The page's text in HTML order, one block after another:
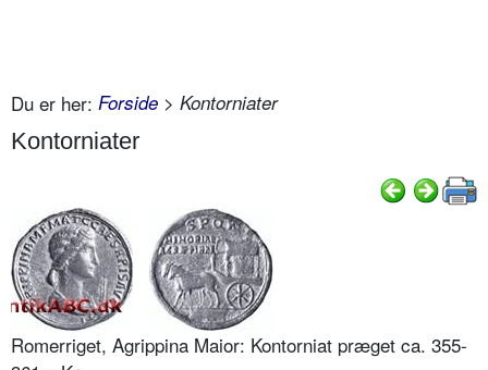
Du er her: Forside > Kontorniater
Kontorniater
Romerriget, Agrippina Maior: Kontorniat præget ca. 355-